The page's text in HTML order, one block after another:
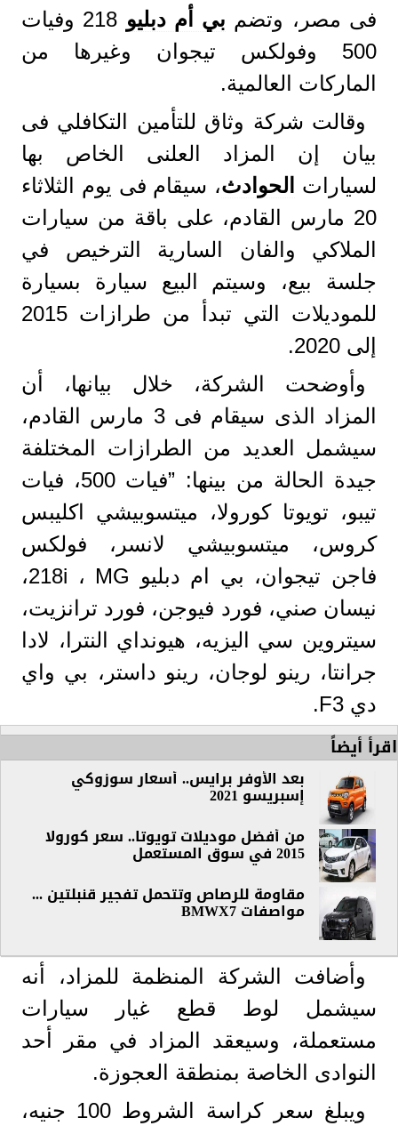
فى مصر، وتضم بي أم دبليو
218 وفيات
500 وفولكس تيجوان وغيرها من
الماركات العالمية.
وقالت شركة وثاق للتأمين التكافلي فى
بيان إن المزاد العلنى الخاص بها
لسيارات
الحوادث، سيقام فى يوم الثلاثاء
20 مارس القادم، على باقة من سيارات
الملاكي والفان السارية الترخيص في
جلسة بيع، وسيتم البيع سيارة بسيارة
للموديلات التي تبدأ من طرازات 2015
إلى 2020.
وأوضحت الشركة، خلال بيانها، أن
المزاد الذى سيقام فى 3 مارس القادم،
سيشمل العديد من الطرازات المختلفة
جيدة الحالة من بينها: ”فيات 500، فيات
تيبو، تويوتا كورولا، ميتسوبيشي اكليبس
كروس، ميتسوبيشي لانسر، فولكس
فاجن تيجوان، بي ام دبليو 218i ، MG،
نيسان صني، فورد فيوجن، فورد ترانزيت،
سيتروين سي اليزيه، هيونداي النترا، لادا
جرانتا، رينو لوجان، رينو داستر، بي واي
دي F3.
اقرأ أيضاً
بعد الأوفر برايس.. أسعار سوزوكي
إسبريسو 2021
من أفضل موديلات تويوتا.. سعر كورولا
2015 في سوق المستعمل
مقاومة للرصاص وتتحمل تفجير قنبلتين ...
مواصفات BMWX7
وأضافت الشركة المنظمة للمزاد، أنه
سيشمل لوط قطع غيار سيارات
مستعملة، وسيعقد المزاد في مقر أحد
النوادى الخاصة بمنطقة العجوزة.
ويبلغ سعر كراسة الشروط 100 جنيه،